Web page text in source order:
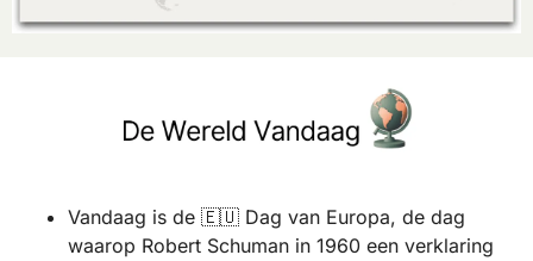
Vandaag is de 🇪🇺 Dag van Europa, de dag
waarop Robert Schuman in 1960 een verklaring